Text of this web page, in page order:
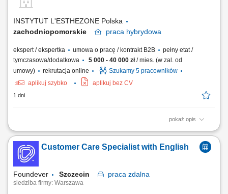
dydaktycznych, zabawek, elektroniki i wybranych usług,
INSTYTUT L'ESTHEZONE Polska
zachodniopomorskie
praca hybrydowa
ekspert / ekspertka umowa o pracę / kontrakt B2B
pełny etat /
tymczasowa/dodatkowa
5 000 - 40 000 zł/ mies. (w zal. od
umowy)
rekrutacja online
Szukamy 5 pracowników
aplikuj szybko
aplikuj bez CV
1 dni
pokaż opis
Profesjonalne prowadzenie firmowych mediów społecznościowych –
tworzenie angażujących treści, rolek, zdjęć i materiałów wideo,
budowanie wizerunku marki oraz wspieranie sprzedaży poprzez social
media;Prowadzenie prezentacji urządzeń oraz szkoleń dla gabinetów
kosmetycznych i klinik...
Customer Care Specialist with English
Foundever Szczecin praca zdalna
siedziba firmy: Warszawa